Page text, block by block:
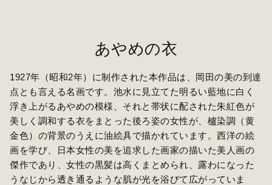
あやめの衣
1927年（昭和2年）に制作された本作品は、岡田の美の到達
点とも言える名画です。池水に見立てた明るい藍地に白く
浮き上がるあやめの模様、それと帯状に配された朱紅色が
美しく調和する衣をまとった後ろ姿の女性が、櫨染調（黄
金色）の背景のうえに油絵具で描かれています。西洋の絵
画を学び、日本女性の美を追求した画家の描いた美人画の
傑作であり、女性の黒髪は高くまとめられ、露わになった
うなじから透き通るような肌が光を浴びて広がっていま